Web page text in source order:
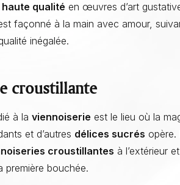
qualité en œuvres d’art
façonné à la main avec amour,
inégalée.
croustillante
à la viennoiserie est le lieu où la
et d’autres délices sucrés opère.
croustillantes à l’extérieur
première bouchée.